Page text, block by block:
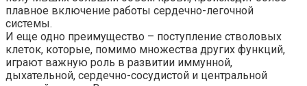
плавное включение работы сердечно-легочной
системы.
И еще одно преимущество – поступление стволовых
клеток, которые, помимо множества других функций,
играют важную роль в развитии иммунной,
дыхательной, сердечно-сосудистой и центральной